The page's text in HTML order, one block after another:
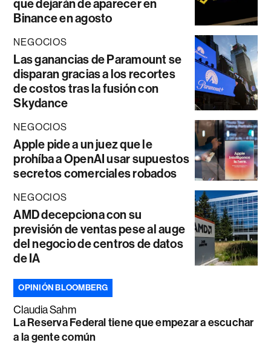
que dejarán de aparecer en
Binance en agosto
NEGOCIOS
Las ganancias de Paramount se
disparan gracias a los recortes
de costos tras la fusión con
Skydance
NEGOCIOS
Apple pide a un juez que le
prohíba a OpenAI usar supuestos
secretos comerciales robados
NEGOCIOS
AMD decepciona con su
previsión de ventas pese al auge
del negocio de centros de datos
de IA
OPINIÓN BLOOMBERG
Claudia Sahm
La Reserva Federal tiene que empezar a escuchar
a la gente común